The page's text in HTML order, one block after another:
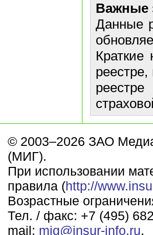
Важные
Данные
© 2003–2026 ЗАО
(МИГ).
При использовании
правила (http://
Возрастные
Тел. / факс: +7 (495)
mail: mig@insur-info.ru.